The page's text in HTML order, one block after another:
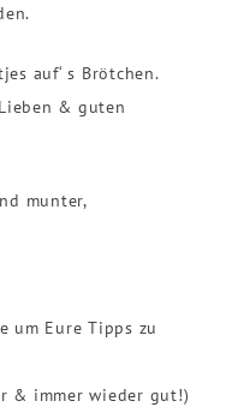
auf‘ s Brötchen.
& guten
munter,
um Eure Tipps zu
& immer wieder gut!)